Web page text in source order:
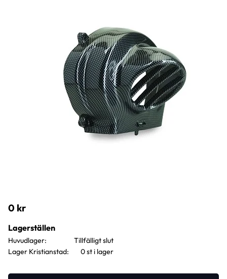
0 kr
Lagerställen
Huvudlager
Lager Kristianstad
0 st i lager